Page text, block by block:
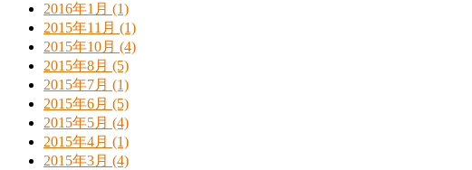
2016年1月 (1)
2015年11月 (1)
2015年10月 (4)
2015年8月 (5)
2015年7月 (1)
2015年6月 (5)
2015年5月 (4)
2015年4月 (1)
2015年3月 (4)